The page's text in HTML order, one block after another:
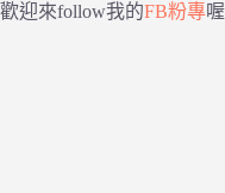
歡迎來follow我的FB粉專喔